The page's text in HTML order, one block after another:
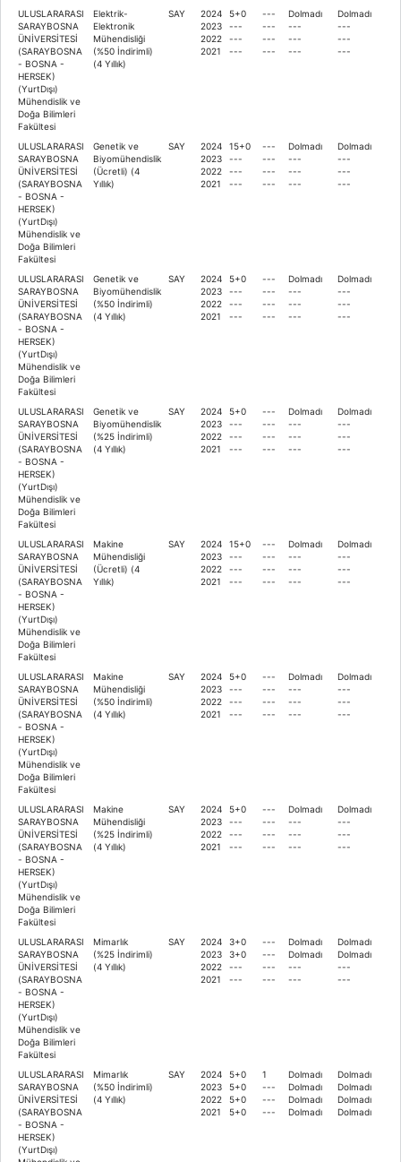
ULUSLARARASI
SARAYBOSNA
ÜNİVERSİTESİ
(SARAYBOSNA
- BOSNA -
HERSEK)
(YurtDışı)
Mühendislik ve
Doğa Bilimleri
Fakültesi
Elektrik-
Elektronik
Mühendisliği
(%50 İndirimli)
(4 Yıllık)
SAY
2024
2023
2022
2021
5+0
---
---
---
---
---
---
---
Dolmadı
---
---
---
Dolmadı
---
---
---
ULUSLARARASI
SARAYBOSNA
ÜNİVERSİTESİ
(SARAYBOSNA
- BOSNA -
HERSEK)
(YurtDışı)
Mühendislik ve
Doğa Bilimleri
Fakültesi
Genetik ve
Biyomühendislik
(Ücretli) (4
Yıllık)
SAY
2024
2023
2022
2021
15+0
---
---
---
---
---
---
---
Dolmadı
---
---
---
Dolmadı
---
---
---
ULUSLARARASI
SARAYBOSNA
ÜNİVERSİTESİ
(SARAYBOSNA
- BOSNA -
HERSEK)
(YurtDışı)
Mühendislik ve
Doğa Bilimleri
Fakültesi
Genetik ve
Biyomühendislik
(%50 İndirimli)
(4 Yıllık)
SAY
2024
2023
2022
2021
5+0
---
---
---
---
---
---
---
Dolmadı
---
---
---
Dolmadı
---
---
---
ULUSLARARASI
SARAYBOSNA
ÜNİVERSİTESİ
(SARAYBOSNA
- BOSNA -
HERSEK)
(YurtDışı)
Mühendislik ve
Doğa Bilimleri
Fakültesi
Genetik ve
Biyomühendislik
(%25 İndirimli)
(4 Yıllık)
SAY
2024
2023
2022
2021
5+0
---
---
---
---
---
---
---
Dolmadı
---
---
---
Dolmadı
---
---
---
ULUSLARARASI
SARAYBOSNA
ÜNİVERSİTESİ
(SARAYBOSNA
- BOSNA -
HERSEK)
(YurtDışı)
Mühendislik ve
Doğa Bilimleri
Fakültesi
Makine
Mühendisliği
(Ücretli) (4
Yıllık)
SAY
2024
2023
2022
2021
15+0
---
---
---
---
---
---
---
Dolmadı
---
---
---
Dolmadı
---
---
---
ULUSLARARASI
SARAYBOSNA
ÜNİVERSİTESİ
(SARAYBOSNA
- BOSNA -
HERSEK)
(YurtDışı)
Mühendislik ve
Doğa Bilimleri
Fakültesi
Makine
Mühendisliği
(%50 İndirimli)
(4 Yıllık)
SAY
2024
2023
2022
2021
5+0
---
---
---
---
---
---
---
Dolmadı
---
---
---
Dolmadı
---
---
---
ULUSLARARASI
SARAYBOSNA
ÜNİVERSİTESİ
(SARAYBOSNA
- BOSNA -
HERSEK)
(YurtDışı)
Mühendislik ve
Doğa Bilimleri
Fakültesi
Makine
Mühendisliği
(%25 İndirimli)
(4 Yıllık)
SAY
2024
2023
2022
2021
5+0
---
---
---
---
---
---
---
Dolmadı
---
---
---
Dolmadı
---
---
---
ULUSLARARASI
SARAYBOSNA
ÜNİVERSİTESİ
(SARAYBOSNA
- BOSNA -
HERSEK)
(YurtDışı)
Mühendislik ve
Doğa Bilimleri
Fakültesi
Mimarlık
(%25 İndirimli)
(4 Yıllık)
SAY
2024
2023
2022
2021
3+0
3+0
---
---
---
---
---
---
Dolmadı
Dolmadı
---
---
Dolmadı
Dolmadı
---
---
ULUSLARARASI
SARAYBOSNA
ÜNİVERSİTESİ
(SARAYBOSNA
- BOSNA -
HERSEK)
(YurtDışı)
Mimarlık
(%50 İndirimli)
(4 Yıllık)
SAY
2024
2023
2022
2021
5+0
5+0
5+0
5+0
1
---
---
---
Dolmadı
Dolmadı
Dolmadı
Dolmadı
Dolmadı
Dolmadı
Dolmadı
Dolmadı